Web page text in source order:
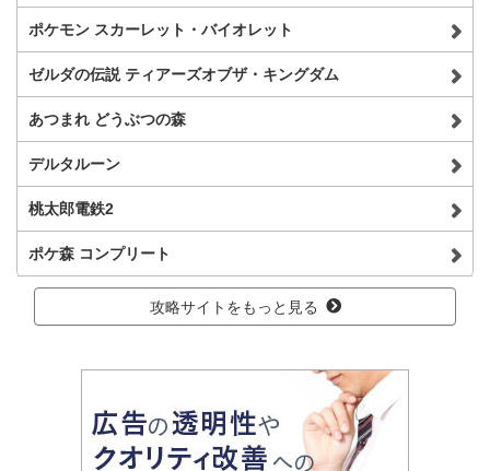
ポケモン スカーレット・バイオレット
ゼルダの伝説 ティアーズオブザ・キングダム
あつまれ どうぶつの森
デルタルーン
桃太郎電鉄2
ポケ森 コンプリート
攻略サイトをもっと見る